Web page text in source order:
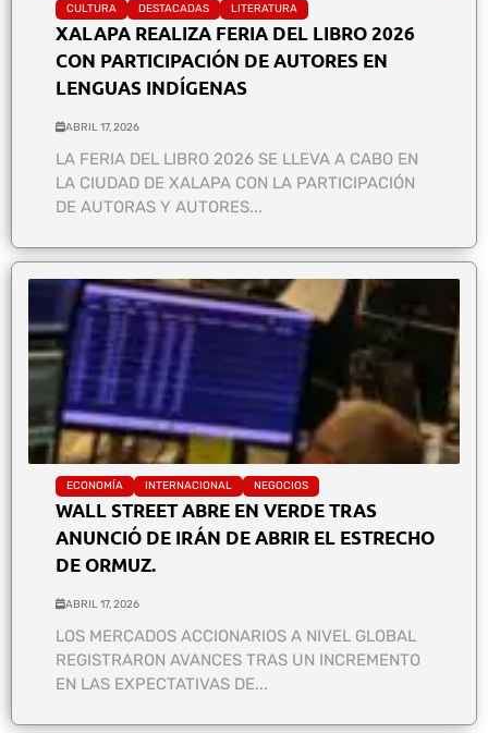
CULTURA DESTACADAS LITERATURA
XALAPA REALIZA FERIA DEL LIBRO 2026
CON PARTICIPACIÓN DE AUTORES EN
LENGUAS INDÍGENAS
ABRIL 17, 2026
LA FERIA DEL LIBRO 2026 SE LLEVA A CABO EN
LA CIUDAD DE XALAPA CON LA PARTICIPACIÓN
DE AUTORAS Y AUTORES...
ECONOMÍA INTERNACIONAL NEGOCIOS
WALL STREET ABRE EN VERDE TRAS
ANUNCIÓ DE IRÁN DE ABRIR EL ESTRECHO
DE ORMUZ.
ABRIL 17, 2026
LOS MERCADOS ACCIONARIOS A NIVEL GLOBAL
REGISTRARON AVANCES TRAS UN INCREMENTO
EN LAS EXPECTATIVAS DE...